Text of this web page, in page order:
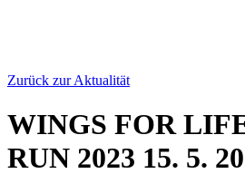
Zurück zur Aktualität
WINGS FOR
RUN 2023 15. 5.